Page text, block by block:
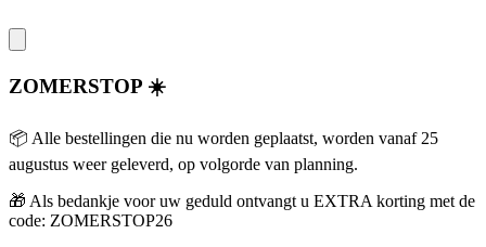
ZOMERSTOP ☀️
📦 Alle bestellingen die nu worden geplaatst, worden vanaf 25
augustus weer geleverd, op volgorde van planning.
🎁 Als bedankje voor uw geduld ontvangt u EXTRA korting met de
code: ZOMERSTOP26